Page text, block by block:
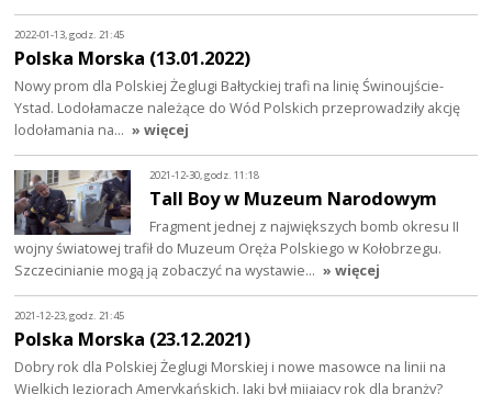
2022-01-13, godz. 21:45
Polska Morska (13.01.2022)
Nowy prom dla Polskiej Żeglugi Bałtyckiej trafi na linię Świnoujście-
Ystad. Lodołamacze należące do Wód Polskich przeprowadziły akcję
lodołamania na… » więcej
2021-12-30, godz. 11:18
Tall Boy w Muzeum Narodowym
Fragment jednej z największych bomb okresu II
wojny światowej trafił do Muzeum Oręża Polskiego w Kołobrzegu.
Szczecinianie mogą ją zobaczyć na wystawie… » więcej
2021-12-23, godz. 21:45
Polska Morska (23.12.2021)
Dobry rok dla Polskiej Żeglugi Morskiej i nowe masowce na linii na
Wielkich Jeziorach Amerykańskich. Jaki był mijający rok dla branży?